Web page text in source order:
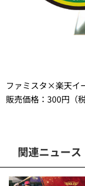
ファミスタ×楽天イ
販売価格：300円（税
関連ニュース